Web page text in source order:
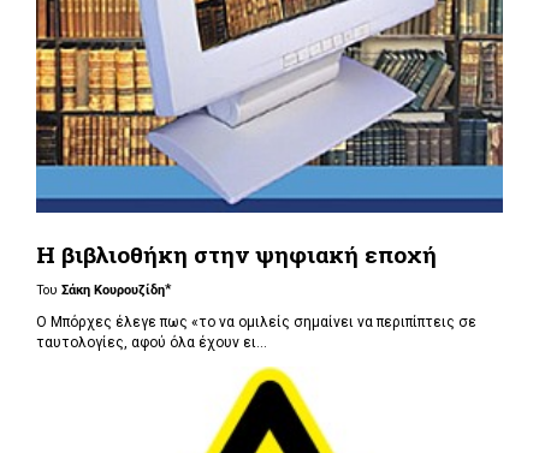
Η βιβλιοθήκη στην ψηφιακή εποχή
Του Σάκη Κουρουζίδη*
Ο Μπόρχες έλεγε πως «το να ομιλείς σημαίνει να περιπίπτεις σε
ταυτολογίες, αφού όλα έχουν ει...